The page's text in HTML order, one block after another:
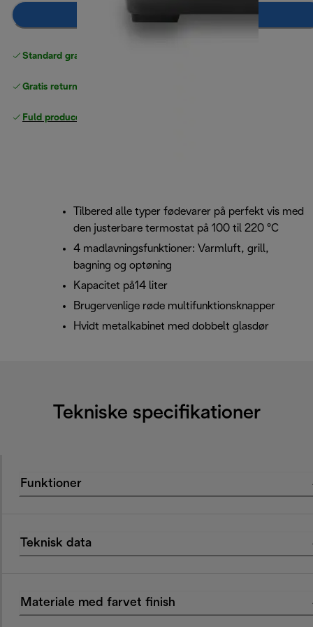
Læg i indkøbskurven
Standard gratis levering
Gratis returneringer
Fuld producentgaranti
Tilbered alle typer fødevarer på perfekt vis med
den justerbare termostat på 100 til 220 °C
4 madlavningsfunktioner: Varmluft, grill,
bagning og optøning
Kapacitet på14 liter
Brugervenlige røde multifunktionsknapper
Hvidt metalkabinet med dobbelt glasdør
Tekniske specifikationer
Funktioner
Teknisk data
Materiale med farvet finish